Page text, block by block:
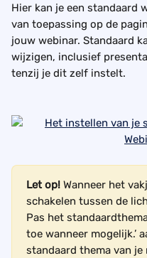
Hier kan je een standaard
van toepassing op de
jouw webinar. Standaard
wijzigen, inclusief
tenzij je dit zelf instelt.
Let op! Wanneer het
schakelen tussen de
Pas het
toe wanneer mogelijk.’
standaard thema van